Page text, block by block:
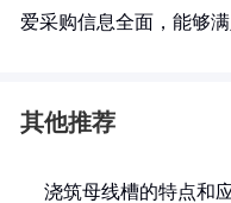
爱采购信息全面，能够
其他推荐
浇筑母线槽的特点和